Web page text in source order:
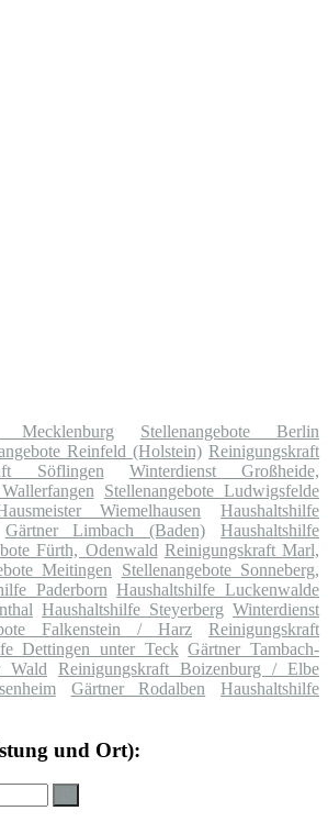
Stellenangebote Berlin
Reinfeld (Holstein) Reinigungskraft
Söflingen
Winterdienst Großheide,
Stellenangebote Ludwigsfelde
Wiemelhausen
Haushaltshilfe
Gärtner Limbach (Baden)
Haushaltshilfe
Fürth, Odenwald Reinigungskraft Marl,
Meitingen
Stellenangebote Sonneberg,
Paderborn Haushaltshilfe Luckenwalde
Haushaltshilfe Steyerberg Winterdienst
Falkenstein / Harz
Reinigungskraft
Dettingen unter Teck Gärtner Tambach-
Wald
Reinigungskraft Boizenburg / Elbe
Gärtner Rodalben
Haushaltshilfe
und Ort):